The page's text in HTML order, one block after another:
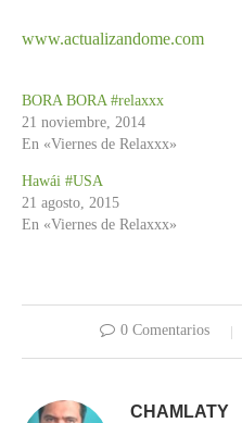
www.actualizandome.com
BORA BORA #relaxxx
21 noviembre, 2014
En «Viernes de Relaxxx»
Hawái #USA
21 agosto, 2015
En «Viernes de Relaxxx»
0 Comentarios
CHAMLATY